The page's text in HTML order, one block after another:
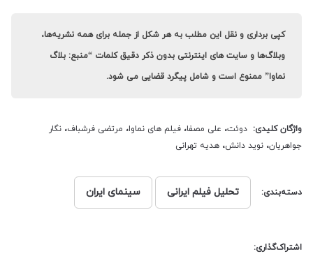
کپی برداری و نقل این مطلب به هر شکل از جمله برای همه نشریه‌ها،
وبلاگ‌ها و سایت های اینترنتی بدون ذکر دقیق کلمات “منبع: بلاگ
نماوا” ممنوع است و شامل پیگرد قضایی می شود.
واژگان کلیدی: دوئت، علی مصفا، فیلم های نماوا، مرتضی فرشباف، نگار
جواهریان، نوید دانش، هدیه تهرانی
دسته‌بندی: تحلیل فیلم ایرانی سینمای ایران
اشتراک‌گذاری: